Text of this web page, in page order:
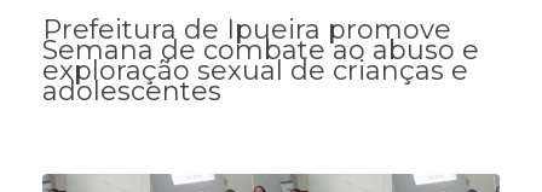
Prefeitura de Ipueira promove
Semana de combate ao abuso e
exploração sexual de crianças e
adolescentes